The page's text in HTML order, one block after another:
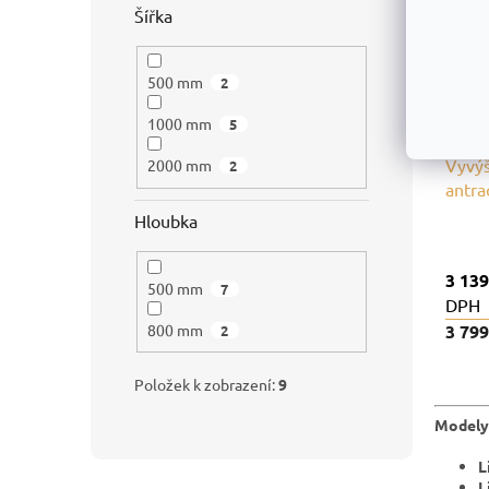
Šířka
500 mm 2
1000 mm 5
2000 mm 2
Hloubka
500 mm 7
800 mm 2
Položek k zobrazení:9
3
DPH
3